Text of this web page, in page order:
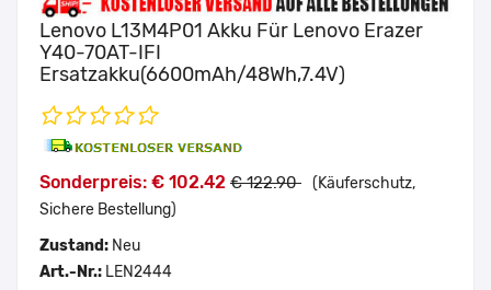
Lenovo L13M4P01 Akku Für Lenovo Erazer
Y40-70AT-IFI
Ersatzakku(6600mAh/48Wh,7.4V)
Sonderpreis: € 102.42 € 122.90 (Käuferschutz,
Sichere Bestellung)
Zustand: Neu
Art.-Nr.: LEN2444